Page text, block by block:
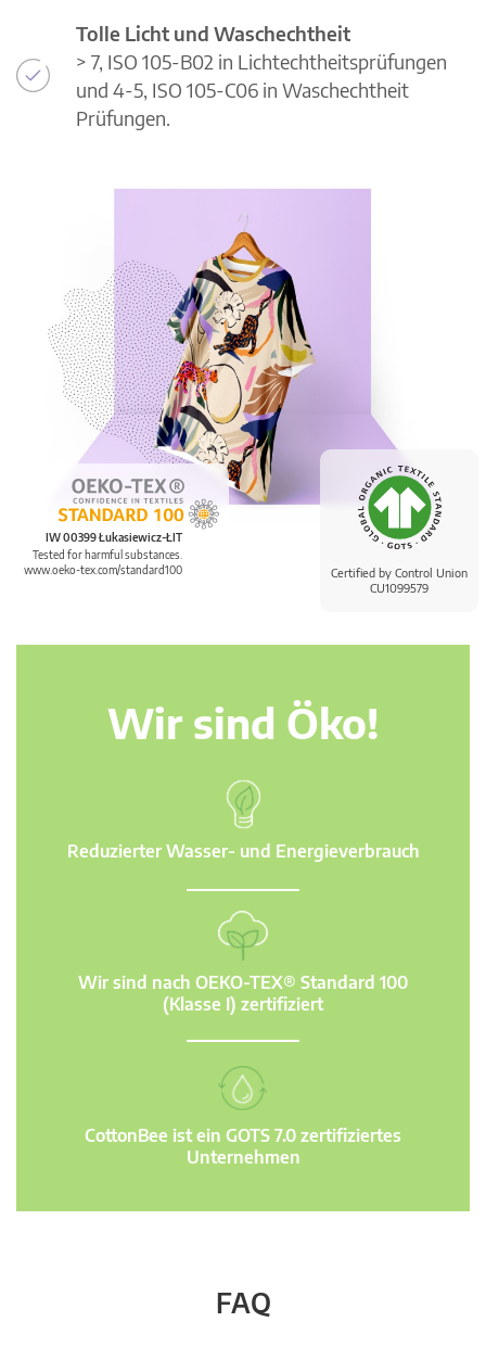
Certified by Control Union
CU1099579
IW 00399 Łukasiewicz-ŁIT
Tested for harmful substances.
www.oeko-tex.com/standard100
Tolle Licht und Waschechtheit
> 7, ISO 105-B02 in Lichtechtheitsprüfungen
und 4-5, ISO 105-C06 in Waschechtheit
Prüfungen.
Wir sind Öko!
Reduzierter Wasser- und Energieverbrauch
Wir sind nach OEKO-TEX® Standard 100
(Klasse I) zertifiziert
CottonBee ist ein GOTS 7.0 zertifiziertes
Unternehmen
FAQ